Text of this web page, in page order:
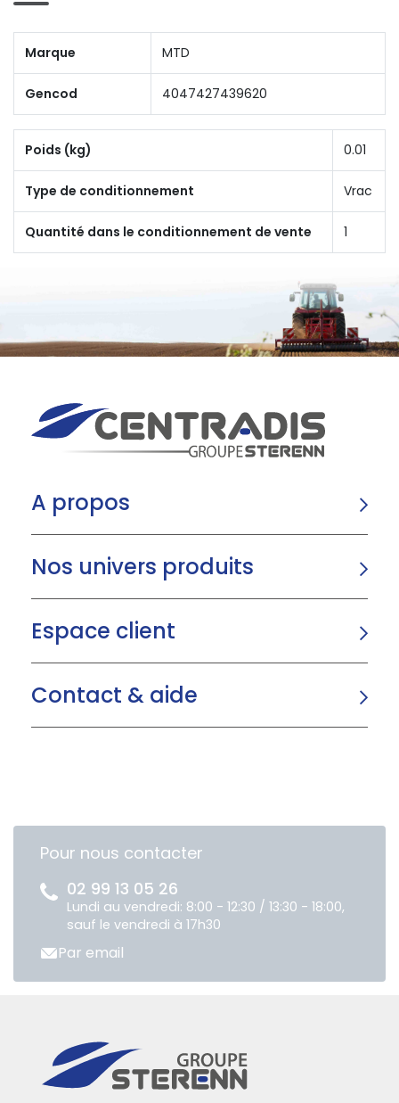
Marque MTD
Gencod 4047427439620
Poids (kg) 0.01
Type de conditionnement Vrac
Quantité dans le conditionnement de vente 1
A propos
Nos univers produits
Espace client
Contact & aide
Pour nous contacter
02 99 13 05 26
Lundi au vendredi: 8:00 - 12:30 / 13:30 - 18:00,
sauf le vendredi à 17h30
Par email